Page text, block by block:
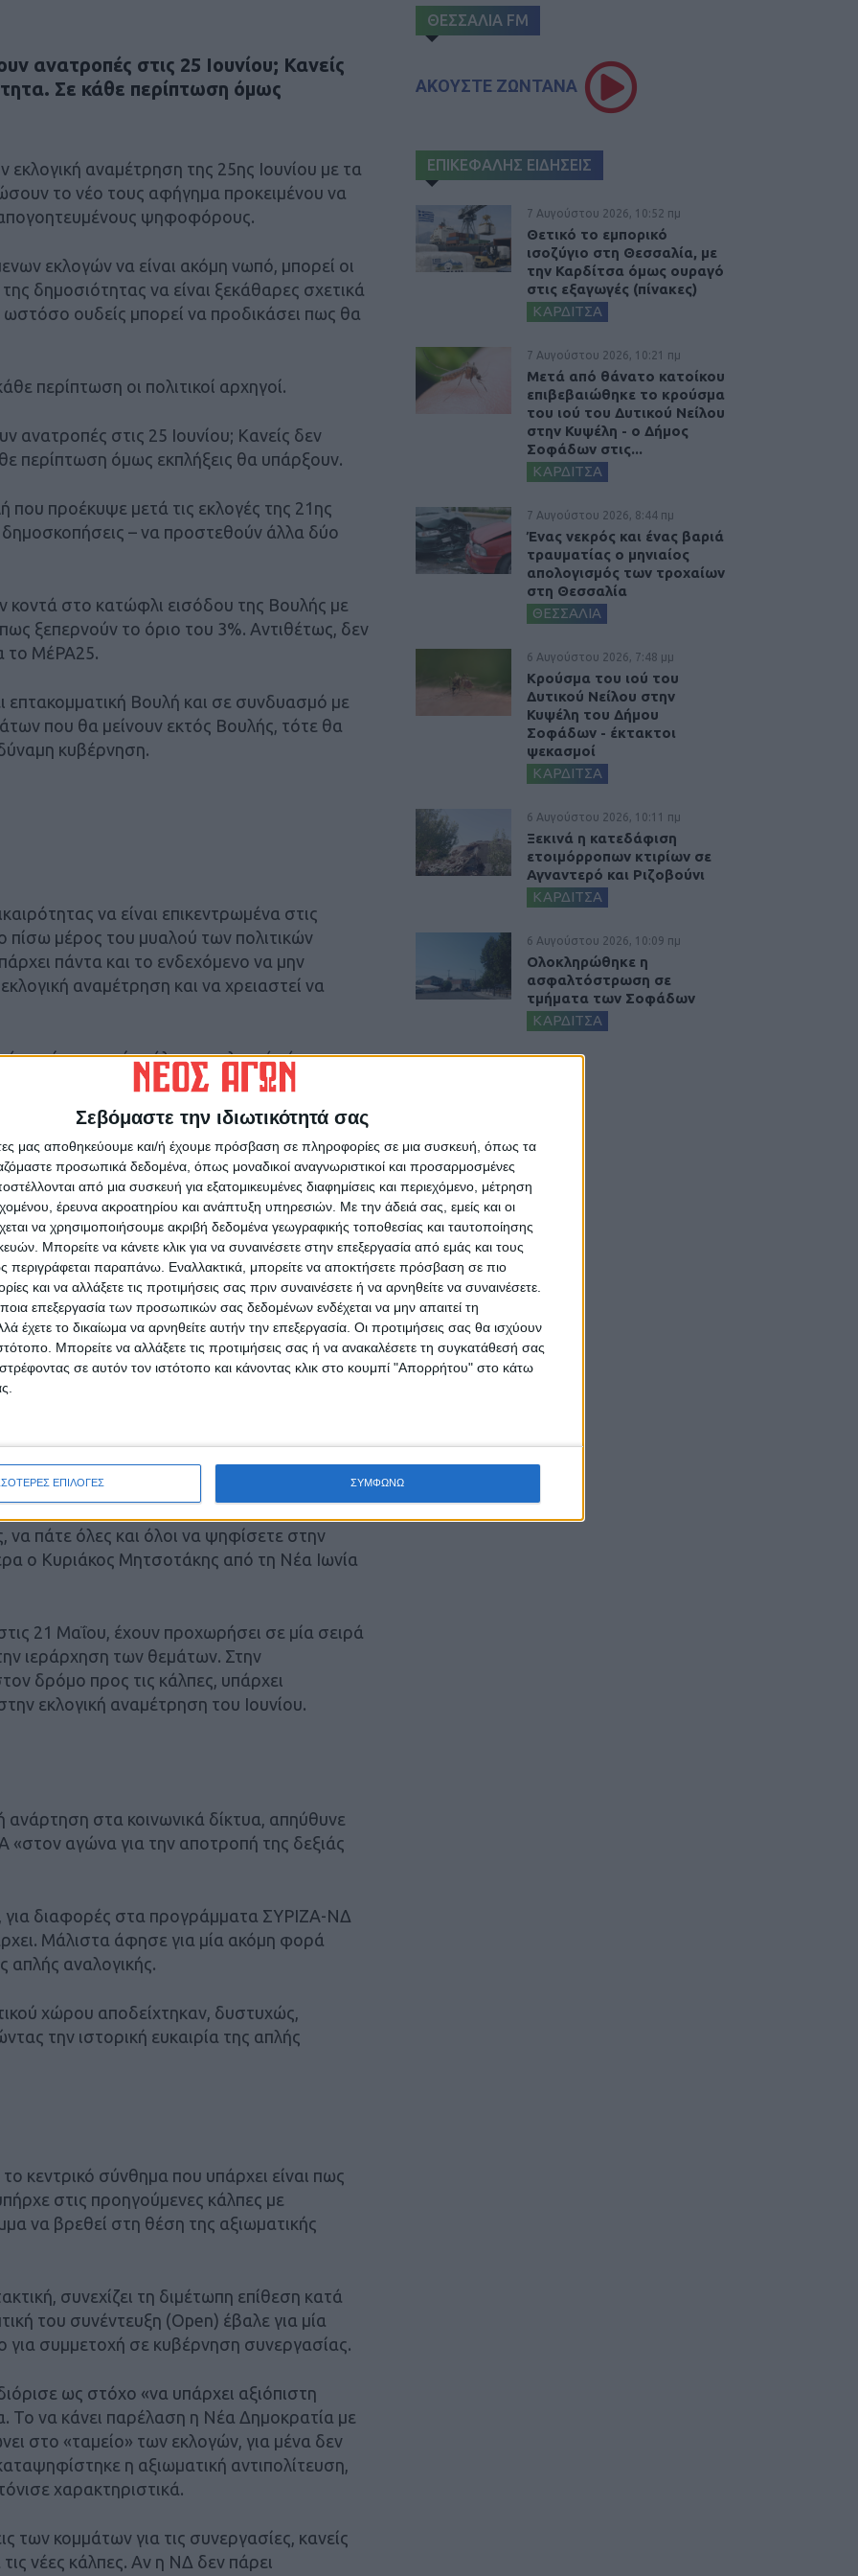
Σεβόμαστε την ιδιωτικότητά σας
μας αποθηκεύουμε και/ή έχουμε πρόσβαση σε πληροφορίες σε μια συσκευή, όπως τα
προσωπικά δεδομένα, όπως μοναδικοί αναγνωριστικοί και προσαρμοσμένες
από μια συσκευή για εξατομικευμένες διαφημίσεις και περιεχόμενο, μέτρηση
έρευνα ακροατηρίου και ανάπτυξη υπηρεσιών. Με την άδειά σας, εμείς και οι
να χρησιμοποιήσουμε ακριβή δεδομένα γεωγραφικής τοποθεσίας και ταυτοποίησης
Μπορείτε να κάνετε κλικ για να συναινέσετε στην επεξεργασία από εμάς και τους
περιγράφεται παραπάνω. Εναλλακτικά, μπορείτε να αποκτήσετε πρόσβαση σε πιο
και να αλλάξετε τις προτιμήσεις σας πριν συναινέσετε ή να αρνηθείτε να συναινέσετε.
επεξεργασία των προσωπικών σας δεδομένων ενδέχεται να μην απαιτεί τη
έχετε το δικαίωμα να αρνηθείτε αυτήν την επεξεργασία. Οι προτιμήσεις σας θα ισχύουν
Μπορείτε να αλλάξετε τις προτιμήσεις σας ή να ανακαλέσετε τη συγκατάθεσή σας
σε αυτόν τον ιστότοπο και κάνοντας κλικ στο κουμπί "Απορρήτου" στο κάτω
ΕΠΙΛΟΓΕΣ ΣΥΜΦΩΝΩ
ανατροπές στις 25 Ιουνίου; Κανείς
Σε κάθε περίπτωση όμως
εκλογική αναμέτρηση της 25ης Ιουνίου με τα
το νέο τους αφήγημα προκειμένου να
ψηφοφόρους.
εκλογών να είναι ακόμη νωπό, μπορεί οι
δημοσιότητας να είναι ξεκάθαρες σχετικά
ουδείς μπορεί να προδικάσει πως θα
περίπτωση οι πολιτικοί αρχηγοί.
στις 25 Ιουνίου; Κανείς δεν
περίπτωση όμως εκπλήξεις θα υπάρξουν.
που προέκυψε μετά τις εκλογές της 21ης
– να προστεθούν άλλα δύο
κοντά στο κατώφλι εισόδου της Βουλής με
πως ξεπερνούν το όριο του 3%. Αντιθέτως, δεν
το ΜέΡΑ25.
Βουλή και σε συνδυασμό με
που θα μείνουν εκτός Βουλής, τότε θα
κυβέρνηση.
να είναι επικεντρωμένα στις
πίσω μέρος του μυαλού των πολιτικών
πάντα και το ενδεχόμενο να μην
αναμέτρηση και να χρειαστεί να
επί της ουσίας όλα τα πολιτικά κόμματα
συνεργασία, ακόμη και αν απαιτούνται για
το σενάριο είναι υπαρκτό.
ότι ο μοναδικός στόχος για το κόμμα του
κυβέρνηση της ΝΔ τονίζοντας σε
να υπάρξει συνεργασία ούτε με το ΠΑΣΟΚ,
μέρα, είναι πως η χώρα χρειάζεται μία
ξεκαθαρίζουν ότι για να υπάρξει
κόμμα η ΝΔ, τότε αυτό θα γίνει μόνο στην
Έχουμε υπηρεσιακό πρωθυπουργό. Αν
πάτε όλες και όλοι να ψηφίσετε στην
ο Κυριάκος Μητσοτάκης από τη Νέα Ιωνία
21 Μαΐου, έχουν προχωρήσει σε μία σειρά
ιεράρχηση των θεμάτων. Στην
δρόμο προς τις κάλπες, υπάρχει
εκλογική αναμέτρηση του Ιουνίου.
ανάρτηση στα κοινωνικά δίκτυα, απηύθυνε
αγώνα για την αποτροπή της δεξιάς
για διαφορές στα προγράμματα ΣΥΡΙΖΑ-ΝΔ
Μάλιστα άφησε για μία ακόμη φορά
απλής αναλογικής.
χώρου αποδείχτηκαν, δυστυχώς,
την ιστορική ευκαιρία της απλής
κεντρικό σύνθημα που υπάρχει είναι πως
στις προηγούμενες κάλπες με
να βρεθεί στη θέση της αξιωματικής
συνεχίζει τη διμέτωπη επίθεση κατά
του συνέντευξη (Open) έβαλε για μία
συμμετοχή σε κυβέρνηση συνεργασίας.
ως στόχο «να υπάρχει αξιόπιστη
Το να κάνει παρέλαση η Νέα Δημοκρατία με
στο «ταμείο» των εκλογών, για μένα δεν
η αξιωματική αντιπολίτευση,
χαρακτηριστικά.
των κομμάτων για τις συνεργασίες, κανείς
νέες κάλπες. Αν η ΝΔ δεν πάρει
ΘΕΣΣΑΛΙΑ FM
ΑΚΟΥΣΤΕ ΖΩΝΤΑΝΑ
ΕΠΙΚΕΦΑΛΗΣ ΕΙΔΗΣΕΙΣ
7 Αυγούστου 2026, 10:52 πμ
Θετικό το εμπορικό
ισοζύγιο στη Θεσσαλία, με
την Καρδίτσα όμως ουραγό
στις εξαγωγές (πίνακες)
ΚΑΡΔΙΤΣΑ
7 Αυγούστου 2026, 10:21 πμ
Μετά από θάνατο κατοίκου
επιβεβαιώθηκε το κρούσμα
του ιού του Δυτικού Νείλου
στην Κυψέλη - ο Δήμος
Σοφάδων στις...
ΚΑΡΔΙΤΣΑ
7 Αυγούστου 2026, 8:44 πμ
Ένας νεκρός και ένας βαριά
τραυματίας ο μηνιαίος
απολογισμός των τροχαίων
στη Θεσσαλία
ΘΕΣΣΑΛΙΑ
6 Αυγούστου 2026, 7:48 μμ
Κρούσμα του ιού του
Δυτικού Νείλου στην
Κυψέλη του Δήμου
Σοφάδων - έκτακτοι
ψεκασμοί
ΚΑΡΔΙΤΣΑ
6 Αυγούστου 2026, 10:11 πμ
Ξεκινά η κατεδάφιση
ετοιμόρροπων κτιρίων σε
Αγναντερό και Ριζοβούνι
ΚΑΡΔΙΤΣΑ
6 Αυγούστου 2026, 10:09 πμ
Ολοκληρώθηκε η
ασφαλτόστρωση σε
τμήματα των Σοφάδων
ΚΑΡΔΙΤΣΑ